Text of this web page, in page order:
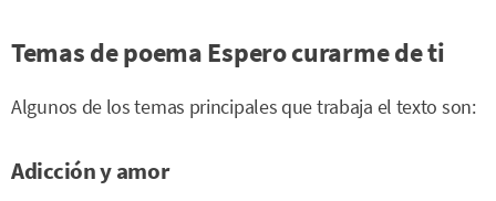
Temas de poema Espero curarme de ti
Algunos de los temas principales que trabaja el texto son:
Adicción y amor